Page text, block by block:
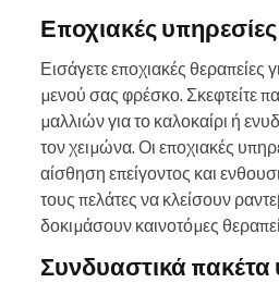
Εποχιακές υπηρεσίες
Εισάγετε εποχιακές θεραπείες
μενού σας φρέσκο. Σκεφτείτε
μαλλιών για το καλοκαίρι ή
τον χειμώνα. Οι εποχιακές
αίσθηση επείγοντος και
τους πελάτες να κλείσουν
δοκιμάσουν καινοτόμες
Συνδυαστικά